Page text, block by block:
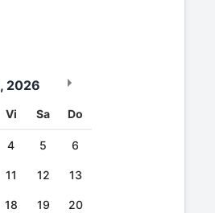
, 2026
Vi Sa Do
4 5 6
11 12 13
18 19 20